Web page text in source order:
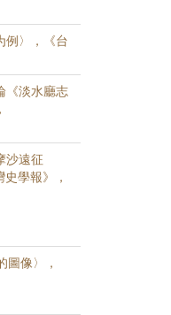
例〉，《台
《淡水廳志
沙遠征
學報》，
圖像〉，